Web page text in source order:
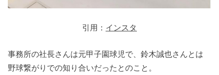
引用： インスタ
事務所の社長さんは元甲子園球児で、鈴木誠也さんとは
野球繋がりでの知り合いだったとのこと。